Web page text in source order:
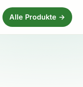
Alle Produkte →